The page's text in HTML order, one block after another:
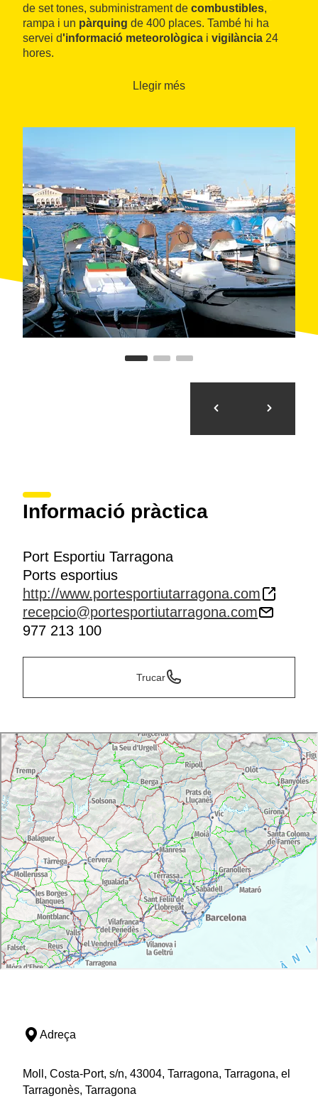
de set tones, subministrament de combustibles,
rampa i un pàrquing de 400 places. També hi ha
servei d'informació meteorològica i vigilància 24
hores.
, on podem trobar tot tipus de comerços
400 metres del port hi ha un gran centre comercial.
Dins el port industrial, a pocs metres del port esportiu,
hi ha elReial Club Nàutic de Tarragona
, que va ser
fundat l'any 1878 i gaudeix d'unes instal·lacions
esplèndides. Té seccions derem,vela, natació,
motonàuticai pesca, i organitza tot tipus decursos,
regatesi campionats.
El moll d'espera es troba al costat del llum vermell de
la bocana, conjuntament amb l'estació de
subministrament.
Llegir més
Informació pràctica
Port Esportiu Tarragona
Ports esportius
http://www.portesportiutarragona.com
recepcio@portesportiutarragona.com
977 213 100
Trucar
Adreça
Moll, Costa-Port, s/n, 43004, Tarragona, Tarragona, el
Tarragonès, Tarragona